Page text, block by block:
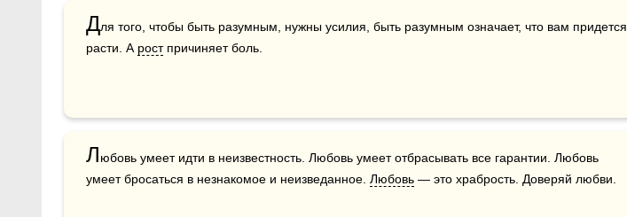
Для того, чтобы быть разумным, нужны усилия, быть разумным означает, что вам придется
расти. А рост причиняет боль.
Любовь умеет идти в неизвестность. Любовь умеет отбрасывать все гарантии. Любовь
умеет бросаться в незнакомое и неизведанное. Любовь — это храбрость. Доверяй любви.